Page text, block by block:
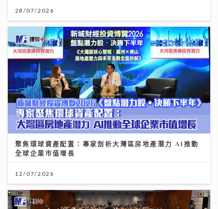
28/07/2026
聚焦環球資產配置：專家剖析大灣區房地產潛力 AI推動
全球企業市值增長
12/07/2026